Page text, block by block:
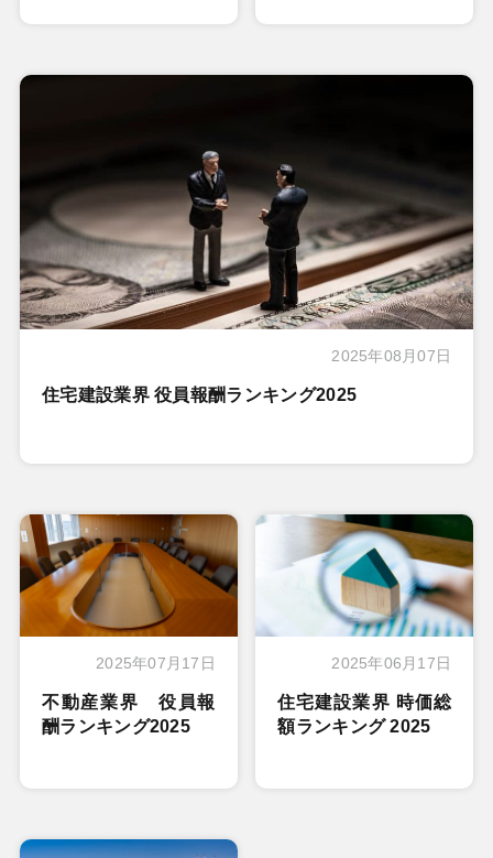
2025年08月07日
住宅建設業界 役員報酬ランキング2025
2025年07月17日
不動産業界 役員報
酬ランキング2025
2025年06月17日
住宅建設業界 時価総
額ランキング 2025